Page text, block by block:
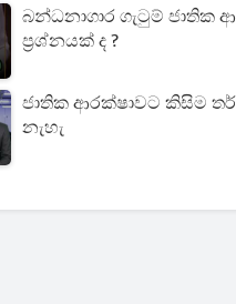
බන්ධනාගාර ගැටුම් ජාතික
ප්‍රශ්නයක් ද ?
ජාතික ආරක්ෂාවට කිසිම
නැහැ